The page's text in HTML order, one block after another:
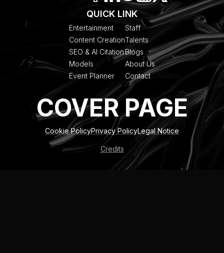
QUICK LINK
Entertainment
Content Creation
SEO & AI Citation
Models
Event Planner
Staff
Talents
Blogs
About Us
Contact
COVER PAGE
Cookie PolicyPrivacy PolicyLegal Notice
Credits